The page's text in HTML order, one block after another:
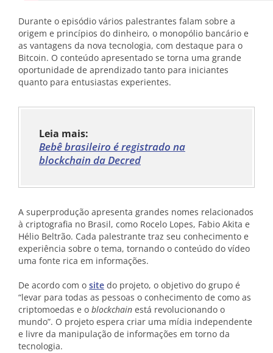
Durante o episódio vários palestrantes falam sobre a
origem e princípios do dinheiro, o monopólio bancário e
as vantagens da nova tecnologia, com destaque para o
Bitcoin. O conteúdo apresentado se torna uma grande
oportunidade de aprendizado tanto para iniciantes
quanto para entusiastas experientes.
Leia mais:
Bebê brasileiro é registrado na
blockchain da Decred
A superprodução apresenta grandes nomes relacionados
à criptografia no Brasil, como Rocelo Lopes, Fabio Akita e
Hélio Beltrão. Cada palestrante traz seu conhecimento e
experiência sobre o tema, tornando o conteúdo do vídeo
uma fonte rica em informações.
De acordo com o site do projeto, o objetivo do grupo é
“levar para todas as pessoas o conhecimento de como as
criptomoedas e o blockchain está revolucionando o
mundo”. O projeto espera criar uma mídia independente
e livre da manipulação de informações em torno da
tecnologia.